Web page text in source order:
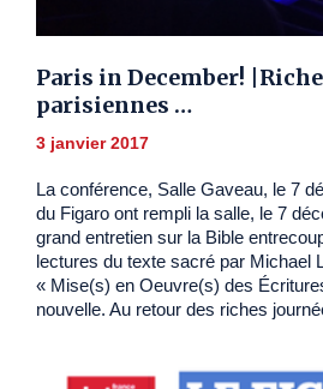
Paris in December!
parisiennes …
3 janvier 2017
La conférence, Salle Gaveau, le 7
du Figaro ont rempli la salle, le 7
grand entretien sur la Bible
lectures du texte sacré par Michael
« Mise(s) en Oeuvre(s) des
nouvelle. Au retour des riches